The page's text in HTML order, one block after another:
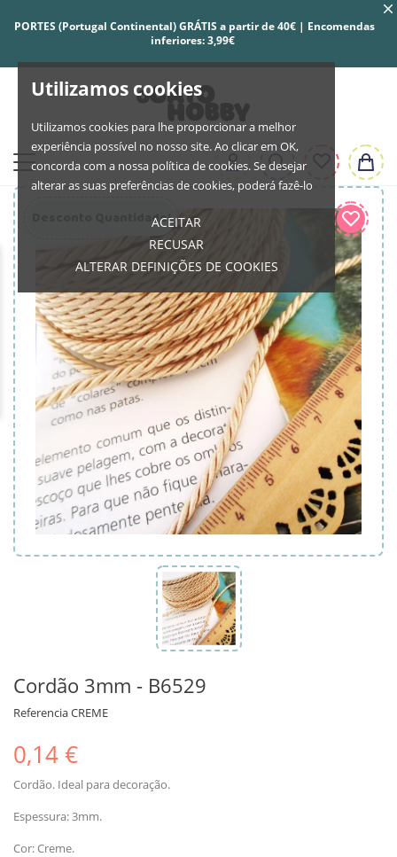
Utilizamos cookies
Utilizamos cookies para lhe proporcionar a melhor
experiência possível no nosso site. Ao clicar em OK,
concorda com a nossa política de cookies. Se desejar
alterar as suas preferências de cookies, poderá fazê-lo
ACEITAR
RECUSAR
ALTERAR DEFINIÇÕES DE COOKIES
PORTES (Portugal Continental) GRÁTIS a partir de 40€ | Encomendas
inferiores: 3,99€
Desconto Quantidade!
Cordão 3mm - B6529
ReferenciaCREME
0,14 €
Cordão. Ideal para decoração.
Espessura: 3mm.
Cor: Creme.